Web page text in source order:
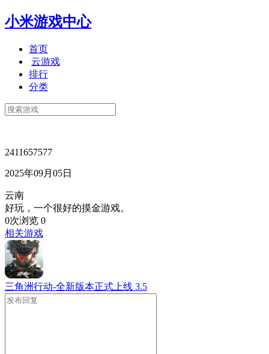
小米游戏中心
首页
云游戏
排行
分类
2411657577
2025年09月05日
云南
好玩，一个很好的摸金游戏。
0次浏览 0
相关游戏
三角洲行动-全新版本正式上线 3.5